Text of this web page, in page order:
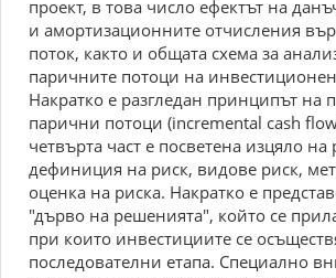
проект, в това число ефектът на
и амортизационните отчисления
поток, както и общата схема за
паричните потоци на
Накратко е разгледан принципът на
парични потоци (incremental cash
четвърта част е посветена изцяло на
дефиниция на риск, видове риск,
оценка на риска. Накратко е
"дърво на решенията", който се
при които инвестициите се
последователни етапа. Специално